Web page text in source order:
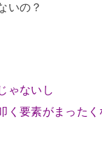
いの？
ゃないし
く要素がまった